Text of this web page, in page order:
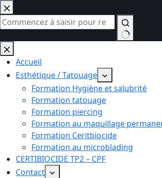
Passer
au
contenu
Aucun
résultatAccueil
Esthétique / Tatouage
Formation Hygiène et salubrité
Formation tatouage
Formation piercing
Formation au maquillage
Formation Ceritbiocide
Formation au microblading
CERTIBIOCIDE TP2 – CPF
Contact